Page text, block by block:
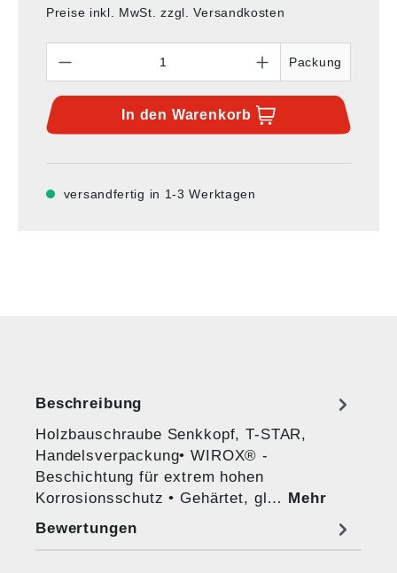
Preise inkl. MwSt. zzgl. Versandkosten
Packung
In den Warenkorb
versandfertig in 1-3 Werktagen
Beschreibung
Holzbauschraube Senkkopf, T-STAR,
Handelsverpackung• WIROX® -
Beschichtung für extrem hohen
Korrosionsschutz • Gehärtet, gl… Mehr
Bewertungen